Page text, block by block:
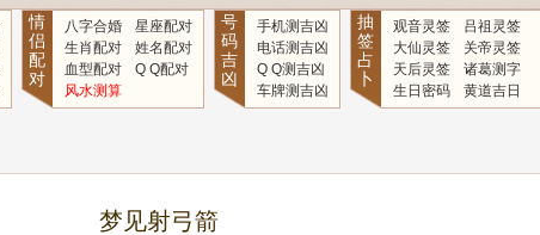
情
侣
配
对
八字合婚
星座配对
生肖配对
姓名配对
血型配对
Q Q配对
风水测算
号
码
吉
凶
手机测吉凶
电话测吉凶
Q Q测吉凶
车牌测吉凶
抽
签
占
卜
观音灵签
吕祖灵签
大仙灵签
关帝灵签
天后灵签
诸葛测字
生日密码
黄道吉日
梦见射弓箭